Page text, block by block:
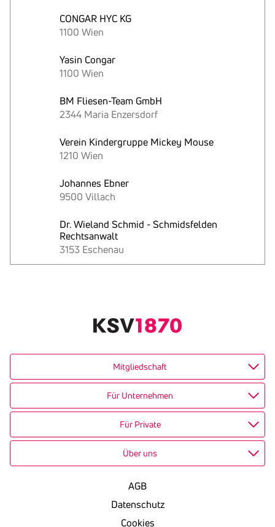
CONGAR HYC KG
1100 Wien
Yasin Congar
1100 Wien
BM Fliesen-Team GmbH
2344 Maria Enzersdorf
Verein Kindergruppe Mickey Mouse
1210 Wien
Johannes Ebner
9500 Villach
Dr. Wieland Schmid - Schmidsfelden
Rechtsanwalt
3153 Eschenau
Mitgliedschaft
Für Unternehmen
Für Private
Über uns
AGB
Datenschutz
Cookies